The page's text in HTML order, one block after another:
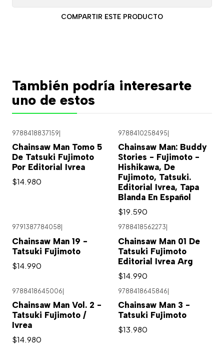
COMPARTIR ESTE PRODUCTO
También podría interesarte
uno de estos
9788418837159
Chainsaw Man Tomo 5
De Tatsuki Fujimoto
Por Editorial Ivrea
$14.980
9788410258495
Chainsaw Man: Buddy
Stories - Fujimoto -
Hishikawa, De
Fujimoto, Tatsuki.
Editorial Ivrea, Tapa
Blanda En Español
$19.590
9791387784058
Chainsaw Man 19 -
Tatsuki Fujimoto
$14.990
9788418562273
Chainsaw Man 01 De
Tatsuki Fujimoto
Editorial Ivrea Arg
$14.990
9788418645006|
Chainsaw Man Vol. 2 -
Tatsuki Fujimoto /
Ivrea
$14.980
9788418645846|
Chainsaw Man 3 -
Tatsuki Fujimoto
$13.980